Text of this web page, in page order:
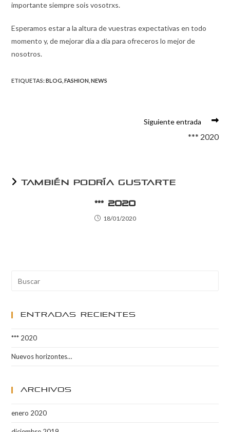
importante siempre sois vosotrxs.
Esperamos estar a la altura de vuestras expectativas en todo
momento y, de mejorar día a día para ofreceros lo mejor de
nosotros.
ETIQUETAS:BLOG FASHION NEWS
Siguiente entrada
*** 2020
TAMBIÉN PODRÍA GUSTARTE
*** 2020
18/01/2020
Entradas Recientes
*** 2020
Nuevos horizontes…
Archivos
enero 2020